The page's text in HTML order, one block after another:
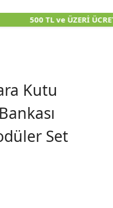
KUTU KİTAPLARI
ÜRÜNLER
500 TL ve ÜZERİ
Kutu
Set